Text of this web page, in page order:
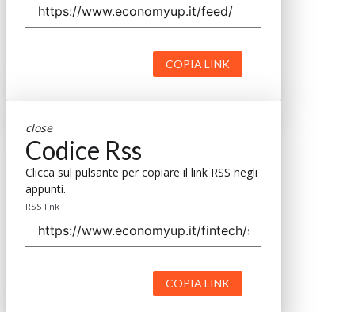
COPIA LINK
close
Codice Rss
Clicca sul pulsante per copiare il link RSS negli
appunti.
RSS link
COPIA LINK